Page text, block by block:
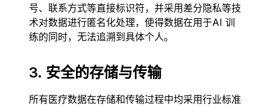
号、联系方式等直接标识符，并采用差分隐私等技
术对数据进行匿名化处理，使得数据在用于AI 训
练的同时，无法追溯到具体个人。
3. 安全的存储与传输
所有医疗数据在存储和传输过程中均采用行业标准